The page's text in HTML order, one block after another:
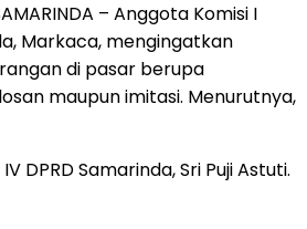
– Anggota Komisi I
Markaca, mengingatkan
di pasar berupa
maupun imitasi. Menurutnya,